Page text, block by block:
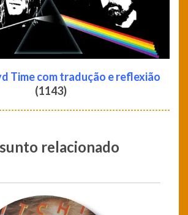
Time com tradução e reflexião
(1143)
relacionado